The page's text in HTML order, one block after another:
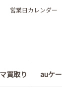
買取り auケ
営業日カレンダー